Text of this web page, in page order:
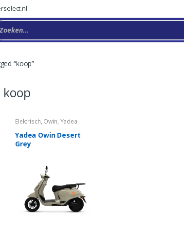
“koop”
koop
Elektrisch, Owin, Yadea
Yadea Owin Desert
Grey